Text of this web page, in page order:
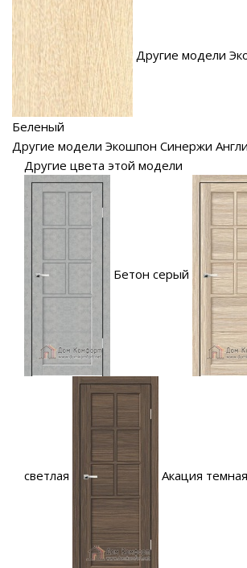
Другие модели
Беленый
Другие модели Экошпон Синержи
Другие цвета этой модели
Бетон серый
светлая Акация темная